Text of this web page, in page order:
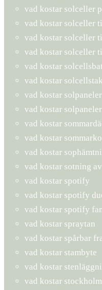
vad kostar solceller
vad kostar solceller
vad kostar solceller
vad kostar solceller
vad kostar
vad kostar solcellstak
vad kostar solpaneler
vad kostar
vad kostar
vad kostar
vad kostar
vad kostar sotning
vad kostar spotify
vad kostar spotify
vad kostar spotify
vad kostar spraytan
vad kostar spårbar
vad kostar stambyte
vad kostar
vad kostar